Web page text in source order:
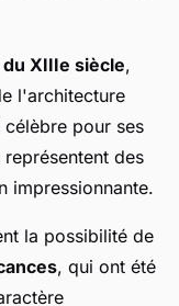
XIIIe siècle,
l'architecture
célèbre pour ses
des
impressionnante.
la possibilité de
, qui ont été